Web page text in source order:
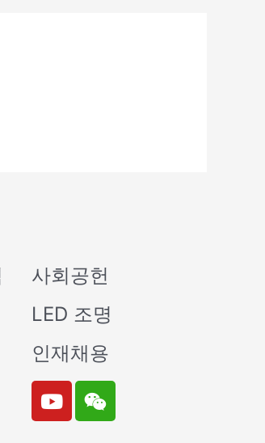
사회공헌
LED 조명
인재채용
Y
o
W
e